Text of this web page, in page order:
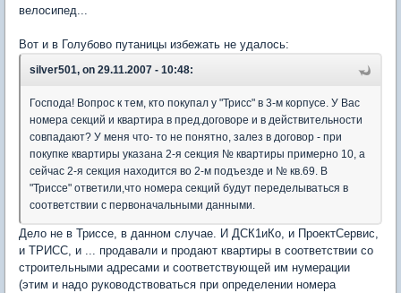
велосипед...
Вот и в Голубово путаницы избежать не удалось:
silver501, on 29.11.2007 - 10:48:
Господа! Вопрос к тем, кто покупал у "Трисс" в 3-м корпусе. У Вас
номера секций и квартира в пред.договоре и в действительности
совпадают? У меня что- то не понятно, залез в договор - при
покупке квартиры указана 2-я секция № квартиры примерно 10, а
сейчас 2-я секция находится во 2-м подъезде и № кв.69. В
"Триссе" ответили,что номера секций будут переделываться в
соответствии с первоначальными данными.
Дело не в Триссе, в данном случае. И ДСК1иКо, и ПроектСервис,
и ТРИСС, и ... продавали и продают квартиры в соответствии со
строительными адресами и соответствующей им нумерации
(этим и надо руководствоваться при определении номера